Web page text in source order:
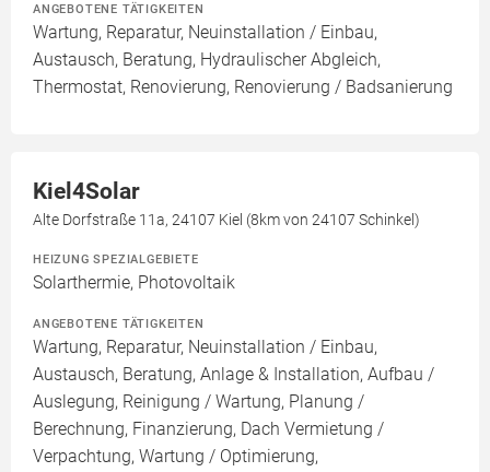
ANGEBOTENE TÄTIGKEITEN
Wartung, Reparatur, Neuinstallation / Einbau,
Austausch, Beratung, Hydraulischer Abgleich,
Thermostat, Renovierung, Renovierung / Badsanierung
Kiel4Solar
Alte Dorfstraße 11a, 24107 Kiel (8km von 24107 Schinkel)
HEIZUNG SPEZIALGEBIETE
Solarthermie, Photovoltaik
ANGEBOTENE TÄTIGKEITEN
Wartung, Reparatur, Neuinstallation / Einbau,
Austausch, Beratung, Anlage & Installation, Aufbau /
Auslegung, Reinigung / Wartung, Planung /
Berechnung, Finanzierung, Dach Vermietung /
Verpachtung, Wartung / Optimierung,